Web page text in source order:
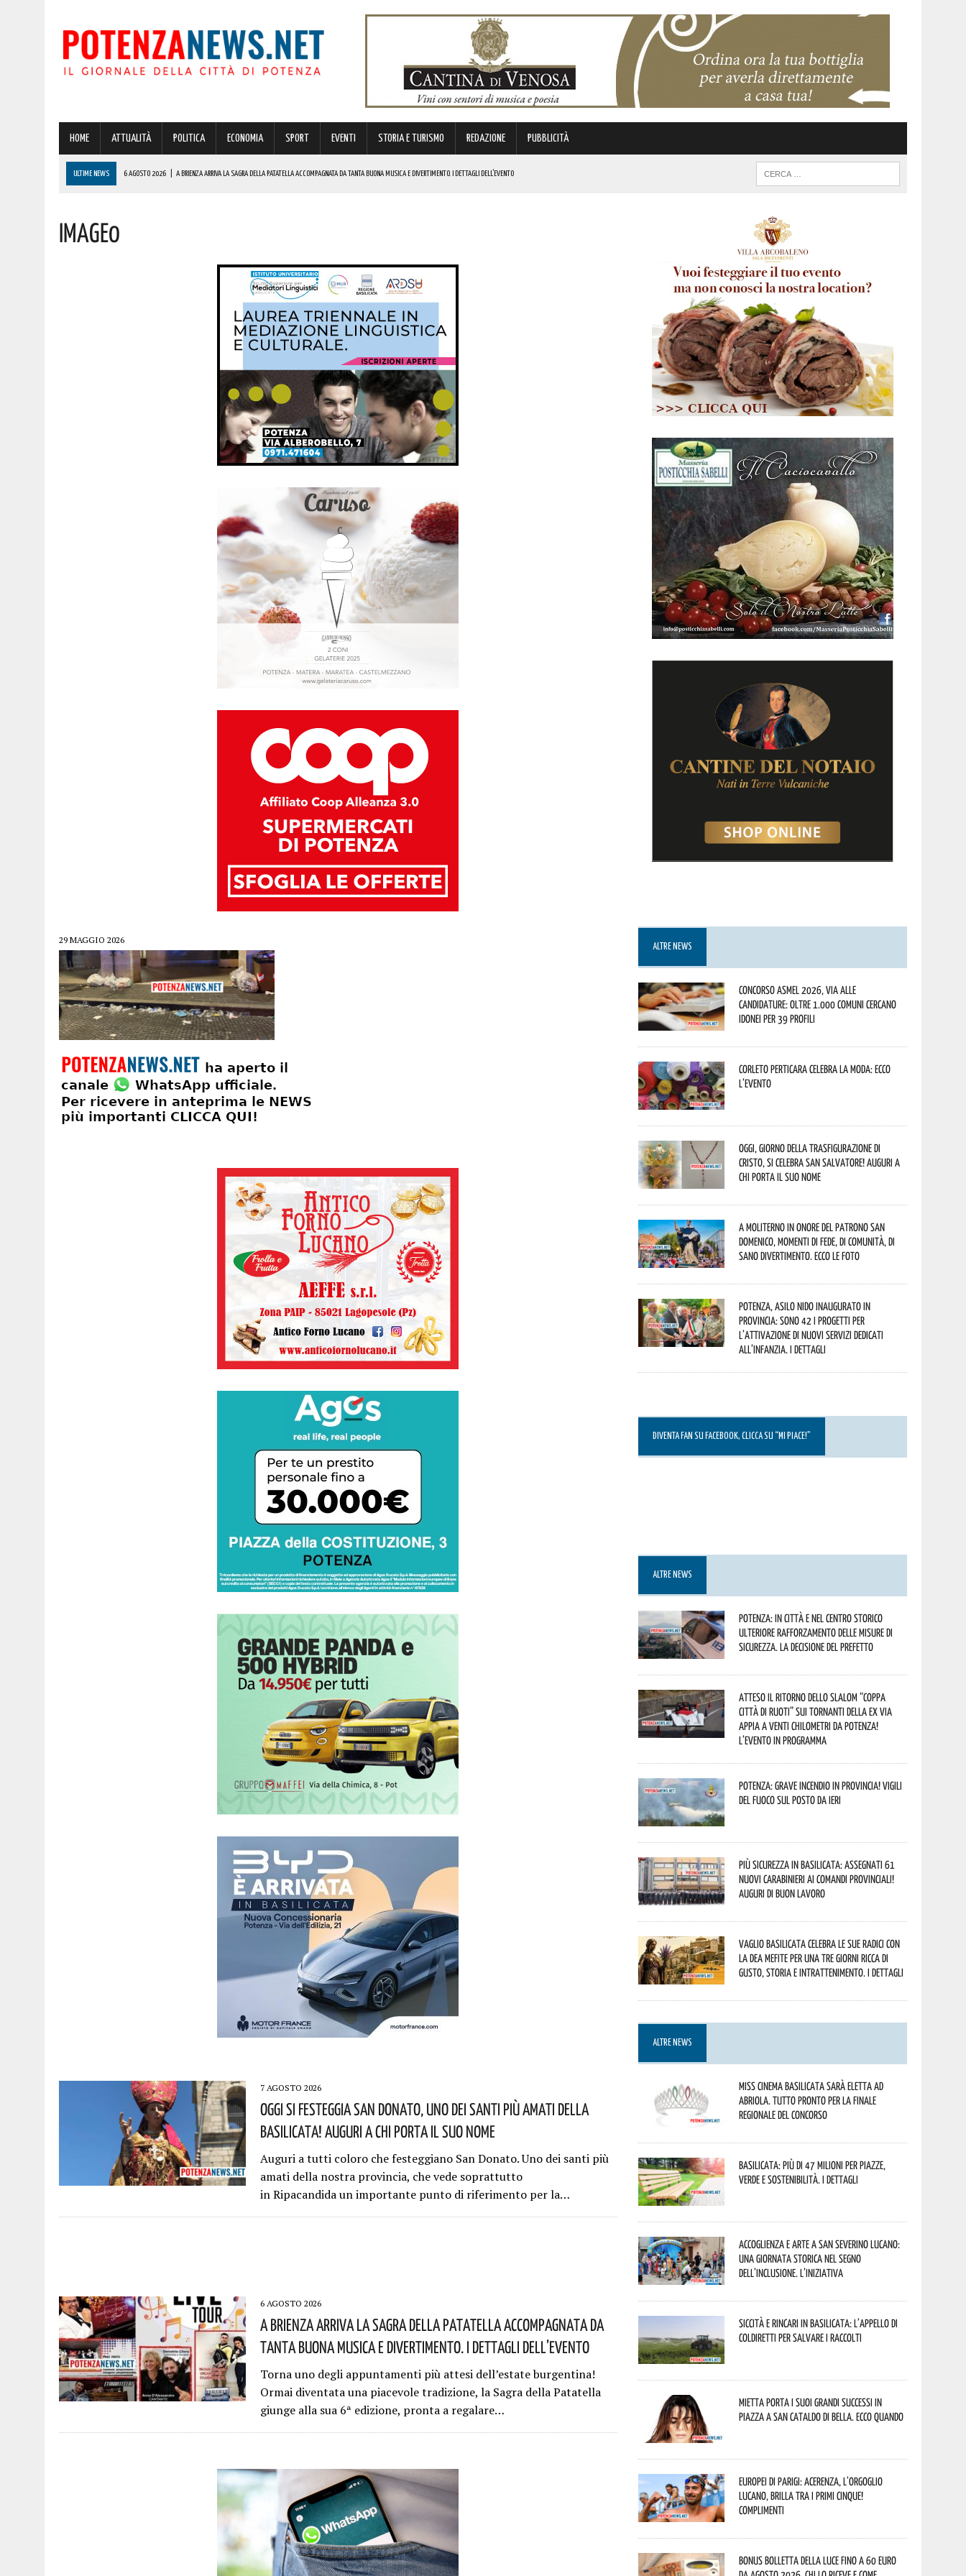
HOME ATTUALITÀ POLITICA ECONOMIA SPORT EVENTI STORIA E TURISMO REDAZIONE PUBBLICITÀ
ULTIME NEWS 6 AGOSTO 2026 A BRIENZA ARRIVA LA SAGRA DELLA PATATELLA ACCOMPAGNATA DA TANTA BUONA MUSICA E DIVERTIMENTO. I DETTAGLI DELL’EVENTO
6 AGOSTO 2026
OGGI SI FESTEGGIA SAN DONATO, UNO DEI SANTI PIÙ AMATI DELLA BASILICATA! AUGURI A CHI PORTA IL SUO NOME
Image0
29 MAGGIO 2026
7 AGOSTO 2026
Oggi Si Festeggia San Donato, Uno Dei Santi Più Amati Della
Basilicata! Auguri A Chi Porta Il Suo Nome
Auguri a tutti coloro che festeggiano San Donato. Uno dei santi più
amati della nostra provincia, che vede soprattutto
in Ripacandida un importante punto di riferimento per la…
6 AGOSTO 2026
A Brienza Arriva La Sagra Della Patatella Accompagnata Da
Tanta Buona Musica E Divertimento. I Dettagli Dell’evento
Torna uno degli appuntamenti più attesi dell’estate burgentina!
Ormai diventata una piacevole tradizione, la Sagra della Patatella
giunge alla sua 6ª edizione, pronta a regalare…
ALTRE NEWS
Concorso Asmel 2026, via alle
candidature: oltre 1.000 Comuni cercano
idonei per 39 profili
Corleto Perticara celebra la moda: ecco
l’evento
Oggi, giorno della Trasfigurazione di
Cristo, si celebra San Salvatore! Auguri a
chi porta il suo nome
A Moliterno in onore del Patrono San
Domenico, momenti di fede, di comunità, di
sano divertimento. Ecco le foto
Potenza, asilo nido inaugurato in
provincia: sono 42 i progetti per
l’attivazione di nuovi servizi dedicati
all’infanzia. I dettagli
DIVENTA FAN SU FACEBOOK, CLICCA SU “MI PIACE!”
ALTRE NEWS
Potenza: in città e nel centro storico
ulteriore rafforzamento delle misure di
sicurezza. La decisione del Prefetto
Atteso il ritorno dello slalom “Coppa
Città di Ruoti” sui tornanti della ex via
Appia a venti chilometri da Potenza!
L’evento in programma
Potenza: grave incendio in Provincia! Vigili
del fuoco sul posto da ieri
Più sicurezza in Basilicata: assegnati 61
nuovi Carabinieri ai Comandi provinciali!
Auguri di buon lavoro
Vaglio Basilicata celebra le sue radici con
la Dea Mefite per una tre giorni ricca di
gusto, storia e intrattenimento. I dettagli
ALTRE NEWS
Miss Cinema Basilicata sarà eletta ad
Abriola. Tutto pronto per la finale
regionale del concorso
Basilicata: più di 47 milioni per piazze,
verde e sostenibilità. I dettagli
Accoglienza e arte a San Severino Lucano:
una giornata storica nel segno
dell’inclusione. L’iniziativa
Siccità e rincari in Basilicata: l’appello di
Coldiretti per salvare i raccolti
Mietta porta i suoi grandi successi in
piazza a San Cataldo di Bella. Ecco quando
Europei di Parigi: Acerenza, l’orgoglio
lucano, brilla tra i primi cinque!
Complimenti
Bonus bolletta della luce fino a 60 euro